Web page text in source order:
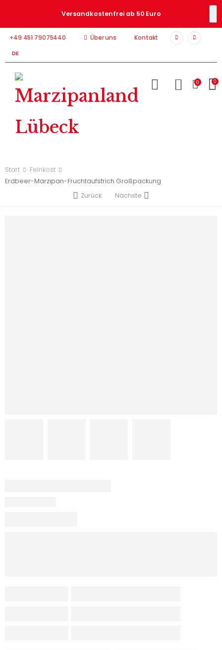
Versandkostenfrei ab 50 Euro
+49 451 79075440 Über uns
Kontakt
DE
0 0
Start
Feinkost
Erdbeer-Marzipan-Fruchtaufstrich Großpackung
Zurück
Nächste